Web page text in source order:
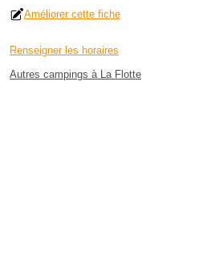
Améliorer cette fiche
Renseigner les horaires
Autres campings à La Flotte